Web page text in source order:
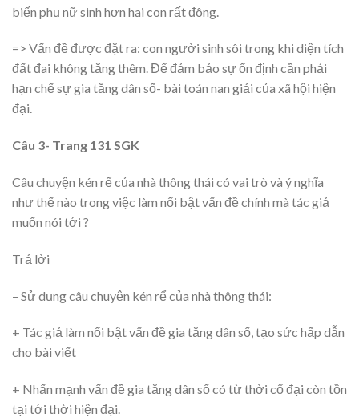
biến phụ nữ sinh hơn hai con rất đông.
=> Vấn đề được đặt ra: con người sinh sôi trong khi diện tích
đất đai không tăng thêm. Để đảm bảo sự ổn định cần phải
hạn chế sự gia tăng dân số- bài toán nan giải của xã hội hiện
đại.
Câu 3- Trang 131 SGK
Câu chuyện kén rể của nhà thông thái có vai trò và ý nghĩa
như thế nào trong việc làm nổi bật vấn đề chính mà tác giả
muốn nói tới ?
Trả lời
– Sử dụng câu chuyện kén rể của nhà thông thái:
+ Tác giả làm nổi bật vấn đề gia tăng dân số, tạo sức hấp dẫn
cho bài viết
+ Nhấn mạnh vấn đề gia tăng dân số có từ thời cổ đại còn tồn
tại tới thời hiện đại.